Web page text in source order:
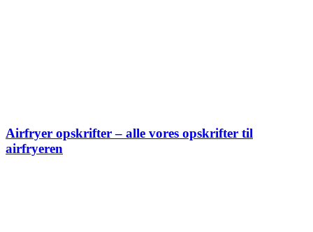
Airfryer opskrifter – alle vores opskrifter til
airfryeren